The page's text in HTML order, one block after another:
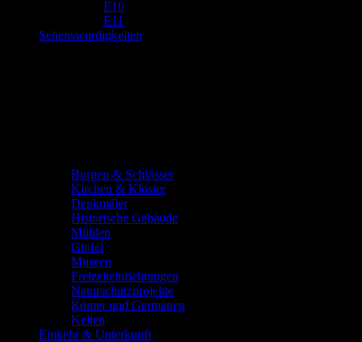
E10
E11
Sehenswürdigkeiten
Burgen & Schlösser
Kirchen & Klöster
Denkmäler
Historische Gebäude
Mühlen
Gipfel
Museen
Freizeiteinrichtungen
Naturschutzprojekte
Römer und Germanen
Kelten
Einkehr & Unterkunft